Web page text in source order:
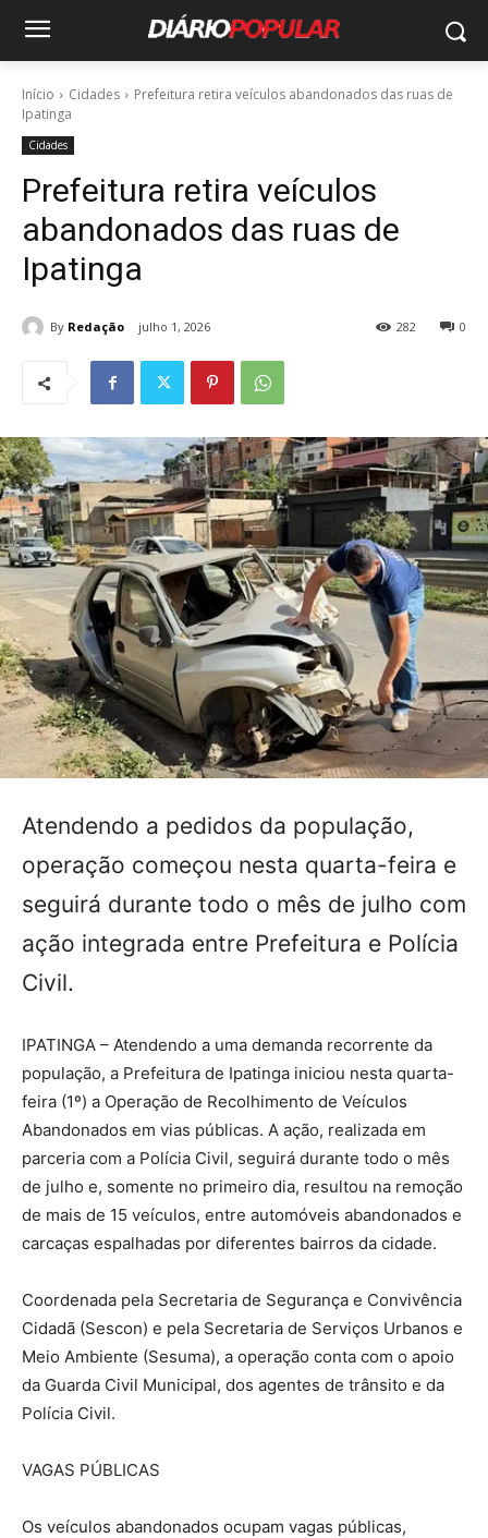
Início Cidades
Prefeitura retira veículos abandonados das ruas de
Ipatinga
Cidades
Prefeitura retira veículos
abandonados das ruas de
Ipatinga
By Redação julho 1, 2026 0
282
Atendendo a pedidos da população,
operação começou nesta quarta-feira e
seguirá durante todo o mês de julho com
ação integrada entre Prefeitura e Polícia
Civil.
IPATINGA – Atendendo a uma demanda recorrente da
população, a Prefeitura de Ipatinga iniciou nesta quarta-
feira (1º) a Operação de Recolhimento de Veículos
Abandonados em vias públicas. A ação, realizada em
parceria com a Polícia Civil, seguirá durante todo o mês
de julho e, somente no primeiro dia, resultou na remoção
de mais de 15 veículos, entre automóveis abandonados e
carcaças espalhadas por diferentes bairros da cidade.
Coordenada pela Secretaria de Segurança e Convivência
Cidadã (Sescon) e pela Secretaria de Serviços Urbanos e
Meio Ambiente (Sesuma), a operação conta com o apoio
da Guarda Civil Municipal, dos agentes de trânsito e da
Polícia Civil.
VAGAS PÚBLICAS
Os veículos abandonados ocupam vagas públicas,